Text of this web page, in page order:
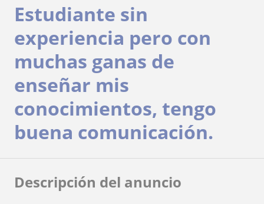
Estudiante sin
experiencia pero con
muchas ganas de
enseñar mis
conocimientos, tengo
buena comunicación.
Descripción del anuncio